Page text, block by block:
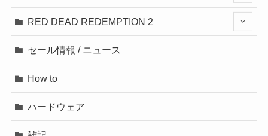
RED DEAD REDEMPTION 2
セール情報 / ニュース
How to
ハードウェア